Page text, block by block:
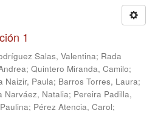
1
Salas, Valentina; Rada
; Quintero Miranda, Camilo;
Naizir, Paula; Barros Torres, Laura;
Narváez, Natalia; Pereira Padilla,
; Pérez Atencia, Carol;